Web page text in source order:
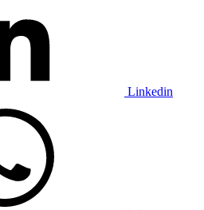
Linkedin